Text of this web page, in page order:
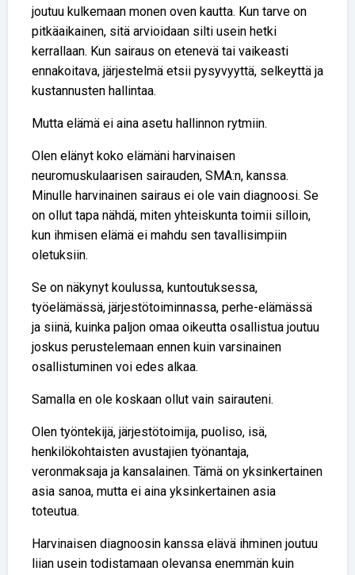
joutuu kulkemaan monen oven kautta. Kun tarve on
pitkäaikainen, sitä arvioidaan silti usein hetki
kerrallaan. Kun sairaus on etenevä tai vaikeasti
ennakoitava, järjestelmä etsii pysyvyyttä, selkeyttä ja
kustannusten hallintaa.
Mutta elämä ei aina asetu hallinnon rytmiin.
Olen elänyt koko elämäni harvinaisen
neuromuskulaarisen sairauden, SMA:n, kanssa.
Minulle harvinainen sairaus ei ole vain diagnoosi. Se
on ollut tapa nähdä, miten yhteiskunta toimii silloin,
kun ihmisen elämä ei mahdu sen tavallisimpiin
oletuksiin.
Se on näkynyt koulussa, kuntoutuksessa,
työelämässä, järjestötoiminnassa, perhe-elämässä
ja siinä, kuinka paljon omaa oikeutta osallistua joutuu
joskus perustelemaan ennen kuin varsinainen
osallistuminen voi edes alkaa.
Samalla en ole koskaan ollut vain sairauteni.
Olen työntekijä, järjestötoimija, puoliso, isä,
henkilökohtaisten avustajien työnantaja,
veronmaksaja ja kansalainen. Tämä on yksinkertainen
asia sanoa, mutta ei aina yksinkertainen asia
toteutua.
Harvinaisen diagnoosin kanssa elävä ihminen joutuu
liian usein todistamaan olevansa enemmän kuin